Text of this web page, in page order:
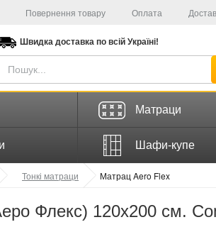
Повернення товару Оплата
Швидка доставка по всій Україні!
Матраци
Шафи-купе
Тонкі матраци Матрац Aero Flex
Флекс) 120х200 см.